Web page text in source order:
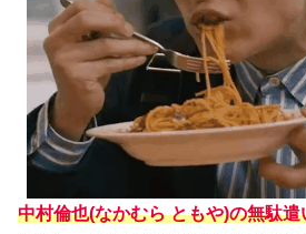
中村倫也(なかむら ともや)の無駄遣